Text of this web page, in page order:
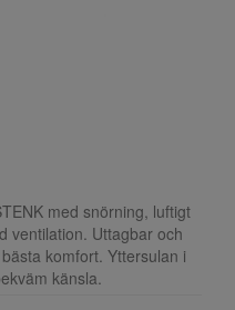
med snörning, luftigt
ventilation. Uttagbar och
komfort. Yttersulan i
känsla.